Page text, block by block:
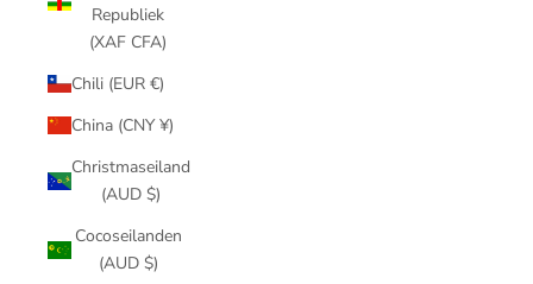
Republiek
(XAF CFA)
Chili (EUR €)
China (CNY ¥)
Christmaseiland
(AUD $)
Cocoseilanden
(AUD $)